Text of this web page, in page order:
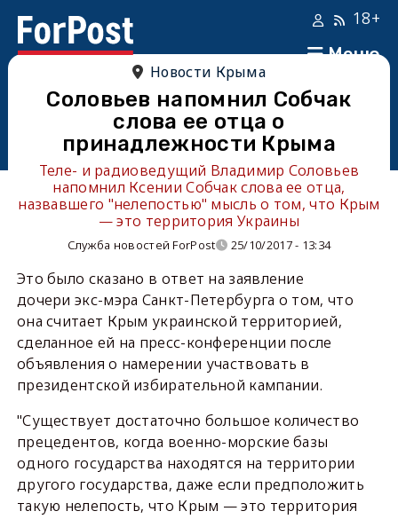
Меню
18+
Новости Крыма
Соловьев напомнил Собчак
слова ее отца о
принадлежности Крыма
Теле- и радиоведущий Владимир Соловьев
напомнил Ксении Собчак слова ее отца,
назвавшего "нелепостью" мысль о том, что Крым
— это территория Украины
Служба новостей ForPost 25/10/2017 - 13:34
Это было сказано в ответ на заявление
дочери экс-мэра Санкт-Петербурга о том, что
она считает Крым украинской территорией,
сделанное ей на пресс-конференции после
объявления о намерении участвовать в
президентской избирательной кампании.
"Существует достаточно большое количество
прецедентов, когда военно-морские базы
одного государства находятся на территории
другого государства, даже если предположить
такую нелепость, что Крым — это территория